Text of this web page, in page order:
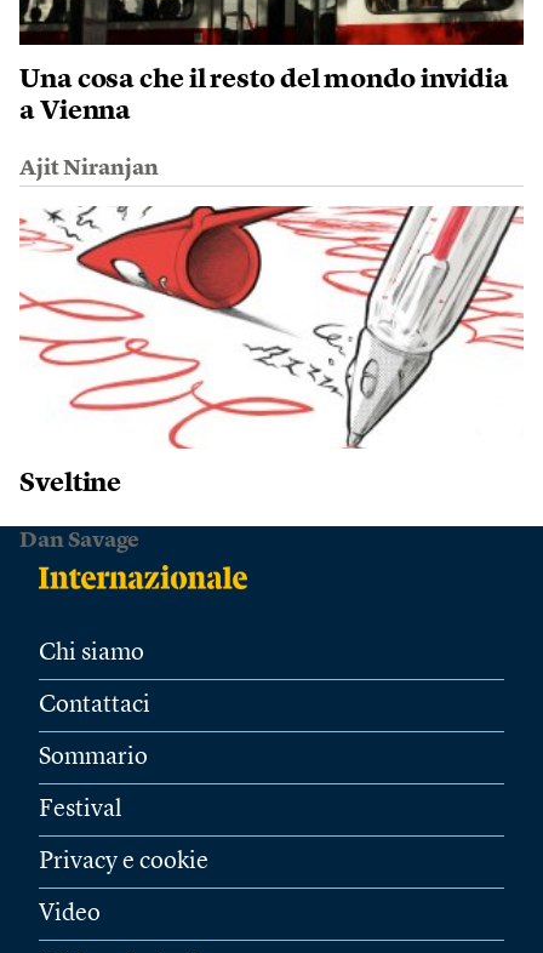
Una cosa che il resto del mondo invidia
a Vienna
Ajit Niranjan
Sveltine
Dan Savage
Chi siamo
Contattaci
Sommario
Festival
Privacy e cookie
Video